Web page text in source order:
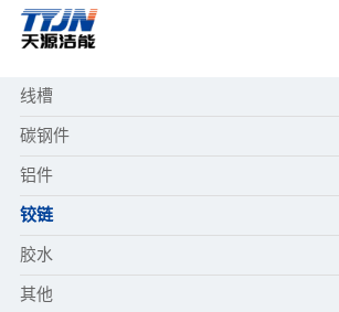
线槽
碳钢件
铝件
铰链
胶水
其他